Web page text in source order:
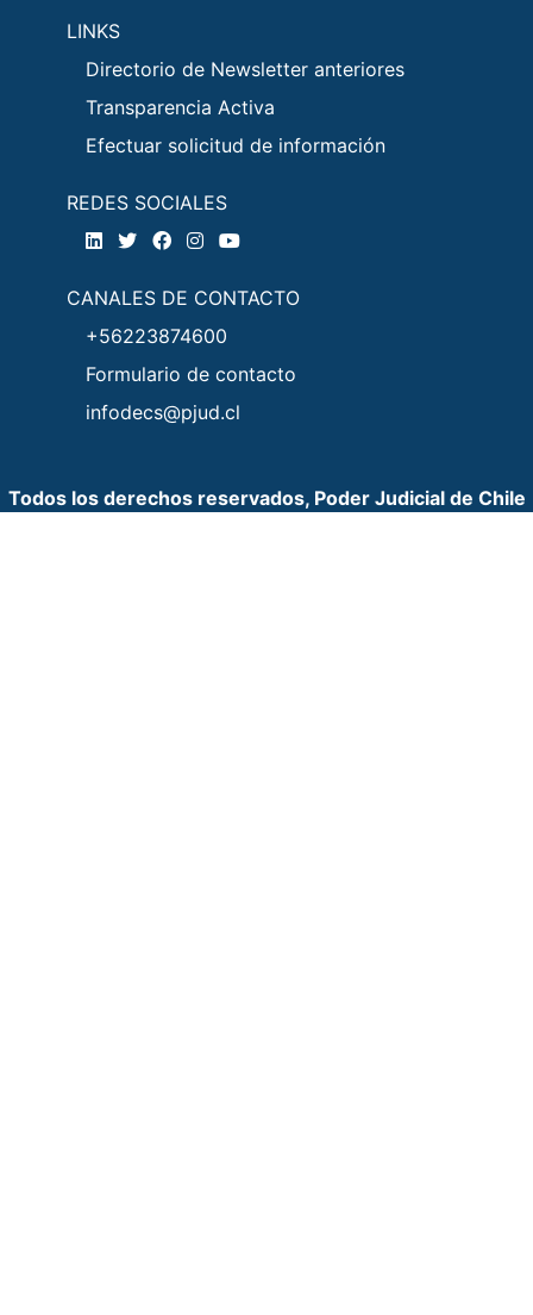
LINKS
Directorio de Newsletter anteriores
Transparencia Activa
Efectuar solicitud de información
REDES SOCIALES
CANALES DE CONTACTO
+56223874600
Formulario de contacto
infodecs@pjud.cl
Todos los derechos reservados, Poder Judicial de Chile